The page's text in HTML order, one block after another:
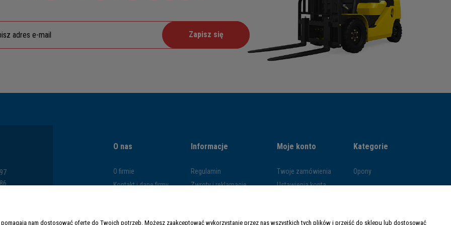
Zapisz się
O nas
O firmie
Kontakt i dane firmy
Informacje
Regulamin
Zwroty i reklamacje
Moje konto
Twoje zamówienia
Ustawienia konta
Kategorie
Opony
nam dostosować ofertę do Twoich potrzeb. Możesz zaakceptować wykorzystanie przez nas wszystkich tych plików i przejść do sklepu lub dostosować